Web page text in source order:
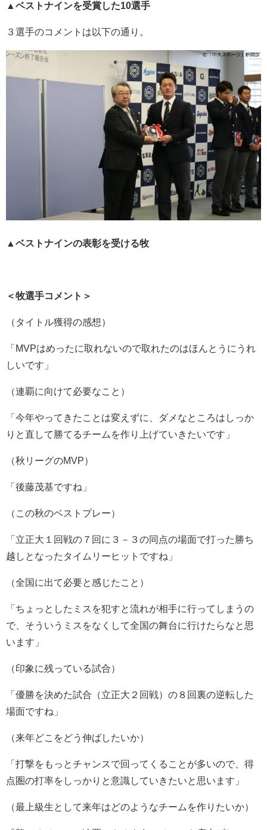
▲ベストナインを受賞した10選手
３選手のコメントは以下の通り。
▲ベストナインの表彰を受ける牧
＜牧選手コメント＞
（タイトル獲得の感想）
「MVPはめったに取れないので取れたのはほんとうにうれ
しいです」
（連覇に向けて必要なこと）
「今年やってきたことは変えずに、ダメなところはしっか
りと直して勝てるチームを作り上げていきたいです」
（秋リーグのMVP）
「後藤茂基ですね」
（この秋のベストプレー）
「立正大１回戦の７回に３－３の同点の場面で打った勝ち
越しとなったタイムリーヒットですね」
（全国に出て必要と感じたこと）
「ちょっとしたミスを犯すと流れが相手に行ってしまうの
で、そういうミスをなくして全国の舞台に行けたらなと思
います」
（印象に残っている試合）
「優勝を決めた試合（立正大２回戦）の８回裏の逆転した
場面ですね」
（来年どこをどう伸ばしたいか）
「打撃をもっとチャンスで回ってくることが多いので、得
点圏の打率をしっかりと意識していきたいと思います」
（最上級生として来年はどのようなチームを作りたいか）